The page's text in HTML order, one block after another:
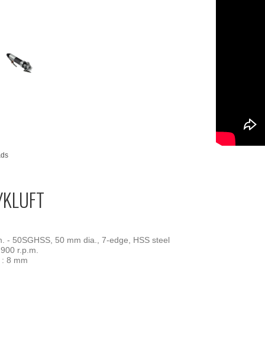
- 50SGHSS, 50 mm dia., 7-edge, HSS steel
r.p.m.
: 8 mm